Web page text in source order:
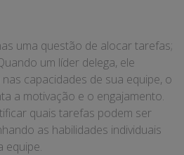
uma questão de alocar tarefas;
um líder delega, ele
capacidades de sua equipe, o
a motivação e o engajamento.
quais tarefas podem ser
as habilidades individuais
equipe.